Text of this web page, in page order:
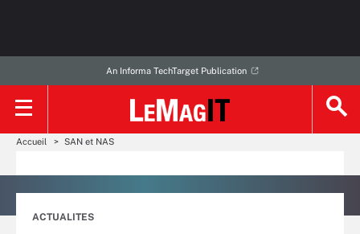
An Informa TechTarget Publication
Accueil SAN et NAS
ACTUALITES